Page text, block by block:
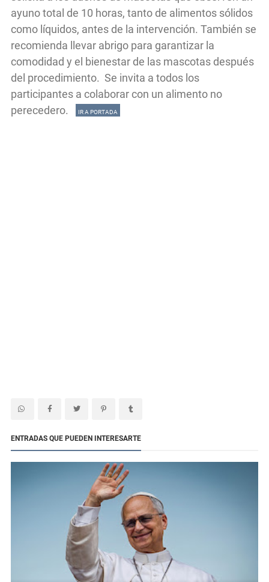
ayuno total de 10 horas, tanto de alimentos sólidos
como líquidos, antes de la intervención. También se
recomienda llevar abrigo para garantizar la
comodidad y el bienestar de las mascotas después
del procedimiento. Se invita a todos los
participantes a colaborar con un alimento no
perecedero.
IR A PORTADA
ENTRADAS QUE PUEDEN INTERESARTE